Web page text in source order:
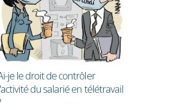
Les femmes gagnent toujours
en moyenne 28,7% de moins
que les hommes